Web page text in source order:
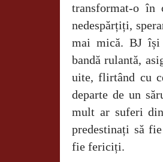
transformat-o în
nedespărțiți,
mai mică. BJ își
bandă rulantă,
uite, flirtând cu
departe de un
mult ar suferi
predestinați să
fie fericiți.